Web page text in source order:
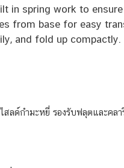
in spring work to
from base for easy
and fold up compactly.
ลด์กำมะหยี่ รองรับฟลุตและคล